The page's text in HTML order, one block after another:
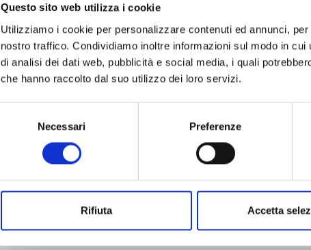
Questo sito web utilizza i cookie
Utilizziamo i cookie per personalizzare contenuti ed annunci,
nostro traffico. Condividiamo inoltre informazioni sul modo in
di analisi dei dati web, pubblicità e social media, i quali
che hanno raccolto dal suo utilizzo dei loro servizi.
Necessari Preferenze
Rifiuta Accetta
LE BIZZARRE AVVENTURE DI JOJO: CRAZY
16/04/
Mostra